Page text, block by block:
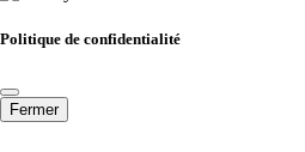
Politique de confidentialité
Fermer